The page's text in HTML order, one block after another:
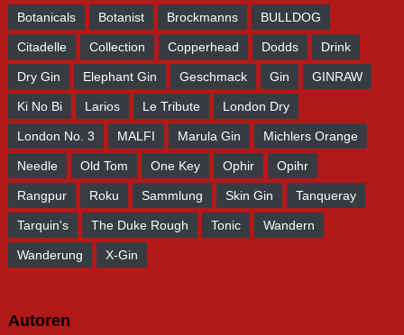
Botanicals Botanist Brockmanns BULLDOG
Citadelle Collection Copperhead Dodds Drink
Dry Gin Elephant Gin Geschmack Gin GINRAW
Ki No Bi Larios Le Tribute London Dry
London No. 3 MALFI Marula Gin Michlers Orange
Needle Old Tom One Key Ophir Opihr
Rangpur Roku Sammlung Skin Gin Tanqueray
Tarquin's The Duke Rough Tonic Wandern
Wanderung X-Gin
Autoren